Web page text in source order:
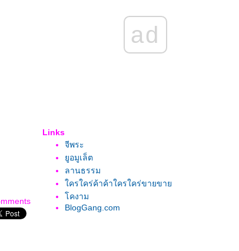
ad
Links
จีพระ
ูอมูเล็ต
ลานธรรม
ครใคร่ค้าค้าใครใคร่ขายขา
คงาม
BlogGang.com